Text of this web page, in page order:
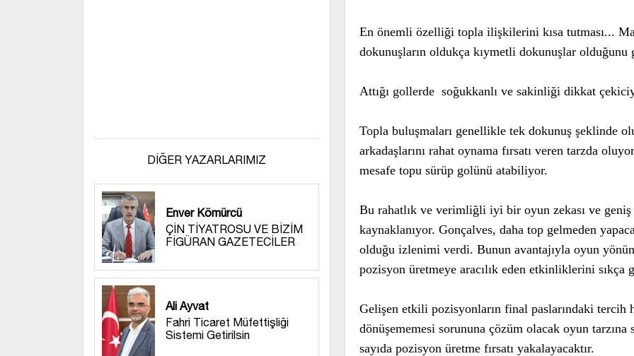
DİĞER YAZARLARIMIZ
Enver Kömürcü
ÇİN TİYATROSU VE BİZİM
FİGÜRAN GAZETECİLER
Ali Ayvat
Fahri Ticaret Müfettişliği
Sistemi Getirilsin
En önemli özelliği topla ilişkilerini kısa tutması...
dokunuşların oldukça kıymetli dokunuşlar olduğunu
Attığı gollerde soğukkanlı ve sakinliği dikkat
Topla buluşmaları genellikle tek dokunuş şeklinde
arkadaşlarını rahat oynama fırsatı veren tarzda
mesafe topu sürüp golünü atabiliyor.
Bu rahatlık ve verimliğli iyi bir oyun zekası ve
kaynaklanıyor. Gonçalves, daha top gelmeden
olduğu izlenimi verdi. Bunun avantajıyla oyun
pozisyon üretmeye aracılık eden etkinliklerini sıkça
Gelişen etkili pozisyonların final paslarındaki tercih
dönüşememesi sorununa çözüm olacak oyun
sayıda pozisyon üretme fırsatı yakalayacaktır.